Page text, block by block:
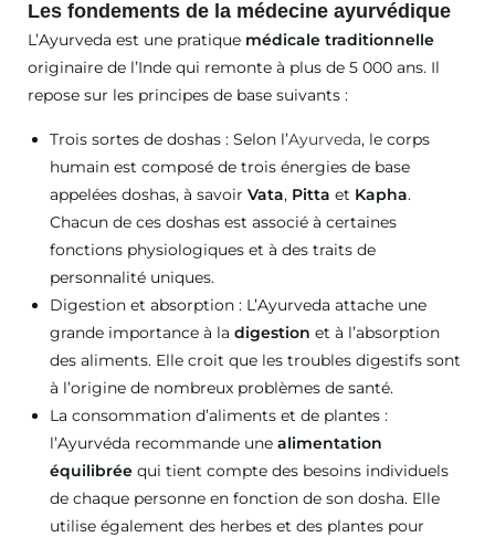
Les fondements de la médecine ayurvédique
L’Ayurveda est une pratique médicale traditionnelle
originaire de l’Inde qui remonte à plus de 5 000 ans. Il
repose sur les principes de base suivants :
Trois sortes de doshas : Selon l’Ayurveda, le corps
humain est composé de trois énergies de base
appelées doshas, ​​à savoir Vata, Pitta et Kapha.
Chacun de ces doshas est associé à certaines
fonctions physiologiques et à des traits de
personnalité uniques.
Digestion et absorption : L’Ayurveda attache une
grande importance à la digestion et à l’absorption
des aliments. Elle croit que les troubles digestifs sont
à l’origine de nombreux problèmes de santé.
La consommation d’aliments et de plantes :
l’Ayurvéda recommande une alimentation
équilibrée qui tient compte des besoins individuels
de chaque personne en fonction de son dosha. Elle
utilise également des herbes et des plantes pour